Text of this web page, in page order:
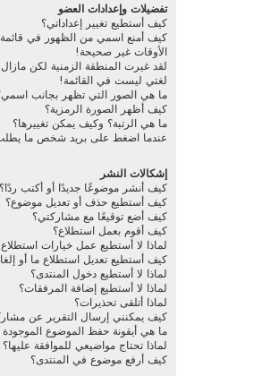
تفضيلات وإعدادات العضو
كيف أستطيع تغيير إعداداتي؟
كيف أمنع اسمي من الظهور في قائمة
الأوقات غير صحيحة!
لقد غيرت المنطقة الزمنية لكن
لغتي ليست في القائمة!
ما هي الصور التي تظهر بجانب
كيف أظهر الصورة الرمزية؟
ما هي الرتبة؟ وكيف يمكن تغييرها؟
عندما اضغط على بريد شخص ما
إشكالات النشر
كيف أنشر موضوعًا جديدًا أو أكتب ردًا؟
كيف أستطيع حذف أو تعديل موضوع؟
كيف أضع توقيعًا مع مشاركتي؟
كيف أقوم بعمل استطلاع؟
لماذا لا أستطيع عمل خيارات استطلاع
كيف أستطيع تعديل استطلاع ما أو
لماذا لا أستطيع دخول المنتدى؟
لماذا لا أستطيع إضافة المرفقات؟
لماذا أتلقى تحذيرات؟
كيف يمكنني إرسال التقرير عن
ما هي أيقونة حفظ الموضوع
لماذا تحتاج مواضيعي للموافقة عليها؟
كيف أرفع موضوع في المنتدى؟